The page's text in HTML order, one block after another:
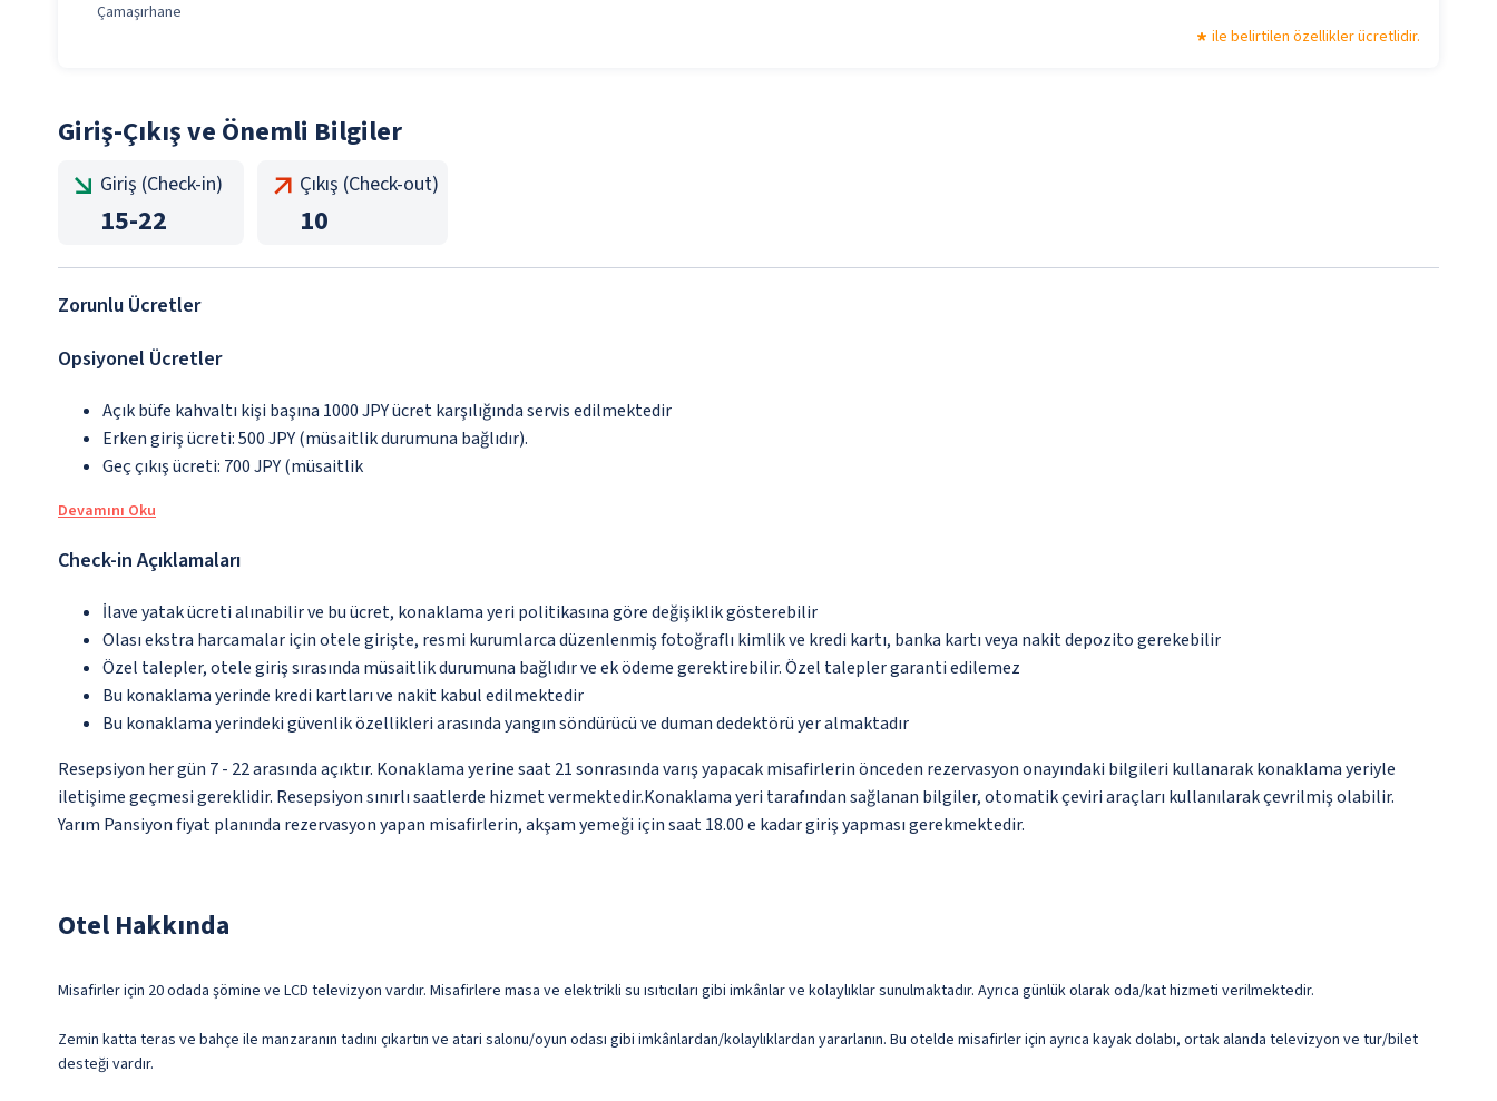
Çamaşırhane
ile belirtilen özellikler ücretlidir.
Giriş-Çıkış ve Önemli Bilgiler
Giriş (Check-in)
15-22
Çıkış (Check-out)
10
Zorunlu Ücretler
Opsiyonel Ücretler
Açık büfe kahvaltı kişi başına 1000 JPY ücret karşılığında servis edilmektedir
Erken giriş ücreti: 500 JPY (müsaitlik durumuna bağlıdır).
Geç çıkış ücreti: 700 JPY (müsaitlik
Devamını Oku
Check-in Açıklamaları
İlave yatak ücreti alınabilir ve bu ücret, konaklama yeri politikasına göre değişiklik gösterebilir
Olası ekstra harcamalar için otele girişte, resmi kurumlarca düzenlenmiş fotoğraflı kimlik ve kredi kartı, banka kartı veya nakit depozito gerekebilir
Özel talepler, otele giriş sırasında müsaitlik durumuna bağlıdır ve ek ödeme gerektirebilir. Özel talepler garanti edilemez
Bu konaklama yerinde kredi kartları ve nakit kabul edilmektedir
Bu konaklama yerindeki güvenlik özellikleri arasında yangın söndürücü ve duman dedektörü yer almaktadır
Resepsiyon her gün 7 - 22 arasında açıktır. Konaklama yerine saat 21 sonrasında varış yapacak misafirlerin önceden rezervasyon onayındaki bilgileri kullanarak konaklama yeriyle
iletişime geçmesi gereklidir. Resepsiyon sınırlı saatlerde hizmet vermektedir.Konaklama yeri tarafından sağlanan bilgiler, otomatik çeviri araçları kullanılarak çevrilmiş olabilir.
Yarım Pansiyon fiyat planında rezervasyon yapan misafirlerin, akşam yemeği için saat 18.00 e kadar giriş yapması gerekmektedir.
Otel Hakkında
Misafirler için 20 odada şömine ve LCD televizyon vardır. Misafirlere masa ve elektrikli su ısıtıcıları gibi imkânlar ve kolaylıklar sunulmaktadır. Ayrıca günlük olarak oda/kat hizmeti verilmektedir.
Zemin katta teras ve bahçe ile manzaranın tadını çıkartın ve atari salonu/oyun odası gibi imkânlardan/kolaylıklardan yararlanın. Bu otelde misafirler için ayrıca kayak dolabı, ortak alanda televizyon ve tur/bilet
desteği vardır.